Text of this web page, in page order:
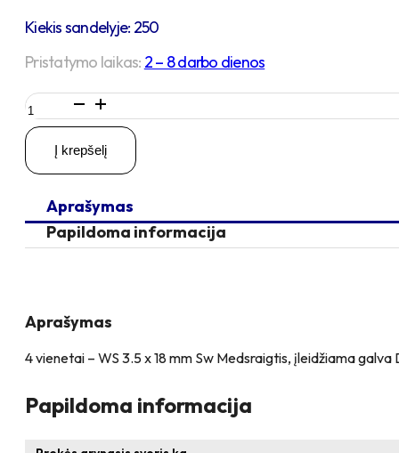
Kiekis sandelyje: 250
Pristatymo laikas: 2 – 8 darbo dienos
produkto
kiekis:
4
vienetai
–
x
18
Į krepšelį
Aprašymas
Papildoma informacija
Aprašymas
4 vienetai – WS 3.5 x 18 mm Sw Medsraigtis, įleidžiama
Papildoma informacija